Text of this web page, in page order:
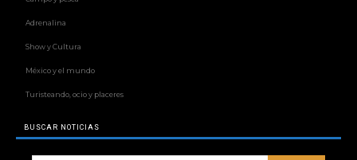
Adrenalina
Show y Cultura
México y el mundo
Turisteando, ocio y placeres
BUSCAR NOTICIAS